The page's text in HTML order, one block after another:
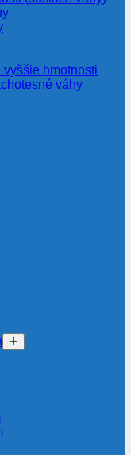
vyššie hmotnosti
váhy